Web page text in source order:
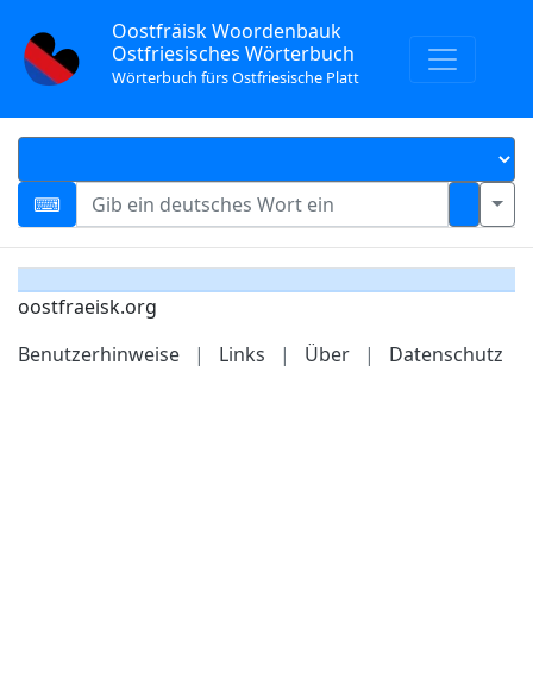
Oostfräisk Woordenbauk
Ostfriesisches Wörterbuch
Wörterbuch fürs Ostfriesische Platt
oostfraeisk.org
Benutzerhinweise
| Links | Über | Datenschutz